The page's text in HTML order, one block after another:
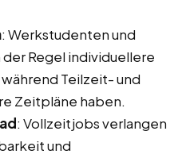
: Werkstudenten und
Regel individuellere
Teilzeit- und
Zeitpläne haben.
: Vollzeitjobs verlangen
und